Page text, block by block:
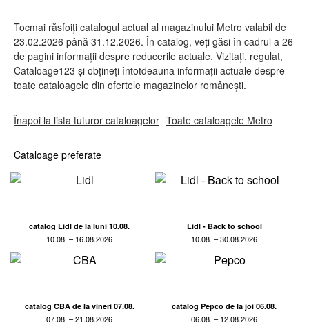
Tocmai răsfoiți catalogul actual al magazinului Metro valabil de
23.02.2026 până 31.12.2026. În catalog, veți găsi în cadrul a 26
de pagini informații despre reducerile actuale. Vizitați, regulat,
Cataloage123 și obțineți întotdeauna informații actuale despre
toate cataloagele din ofertele magazinelor românești.
Înapoi la lista tuturor cataloagelor Toate cataloagele Metro
Cataloage preferate
catalog Lidl de la luni 10.08.
10.08. – 16.08.2026
Lidl - Back to school
10.08. – 30.08.2026
catalog CBA de la vineri 07.08.
07.08. – 21.08.2026
catalog Pepco de la joi 06.08.
06.08. – 12.08.2026